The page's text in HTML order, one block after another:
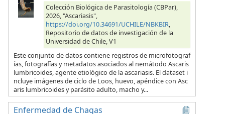
Colección Biológica de Parasitología (CBPar),
2026, "Ascariasis",
https://doi.org/10.34691/UCHILE/NBKBIR,
Repositorio de datos de investigación de la
Universidad de Chile, V1
Este conjunto de datos contiene registros de microfotograf
ías, fotografías y metadatos asociados al nemátodo Ascaris
lumbricoides, agente etiológico de la ascariasis. El dataset i
ncluye imágenes de ciclo de Loos, huevo, apéndice con Asc
aris lumbricoides y parásito adulto, macho y...
Enfermedad de Chagas